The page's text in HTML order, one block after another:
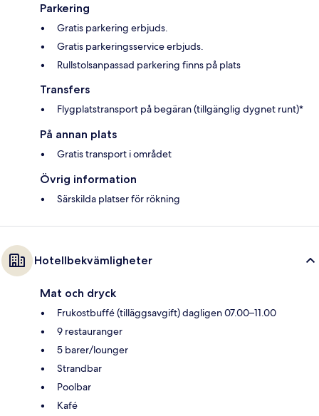
Parkering
Gratis parkering erbjuds.
Gratis parkeringsservice erbjuds.
Rullstolsanpassad parkering finns på plats
Transfers
Flygplatstransport på begäran (tillgänglig dygnet runt)*
På annan plats
Gratis transport i området
Övrig information
Särskilda platser för rökning
Hotellbekvämligheter
Mat och dryck
Frukostbuffé (tilläggsavgift) dagligen 07.00–11.00
9 restauranger
5 barer/lounger
Strandbar
Poolbar
Kafé